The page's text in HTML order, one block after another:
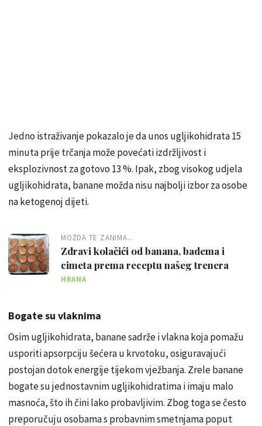
Jedno istraživanje pokazalo je da unos ugljikohidrata 15
minuta prije trčanja može povećati izdržljivost i
eksplozivnost za gotovo 13 %. Ipak, zbog visokog udjela
ugljikohidrata, banane možda nisu najbolji izbor za osobe
na ketogenoj dijeti.
MOŽDA TE ZANIMA...
Zdravi kolačići od banana, badema i
cimeta prema receptu našeg trenera
HRANA
Bogate su vlaknima
Osim ugljikohidrata, banane sadrže i vlakna koja pomažu
usporiti apsorpciju šećera u krvotoku, osiguravajući
postojan dotok energije tijekom vježbanja. Zrele banane
bogate su jednostavnim ugljikohidratima i imaju malo
masnoća, što ih čini lako probavljivim. Zbog toga se često
preporučuju osobama s probavnim smetnjama poput